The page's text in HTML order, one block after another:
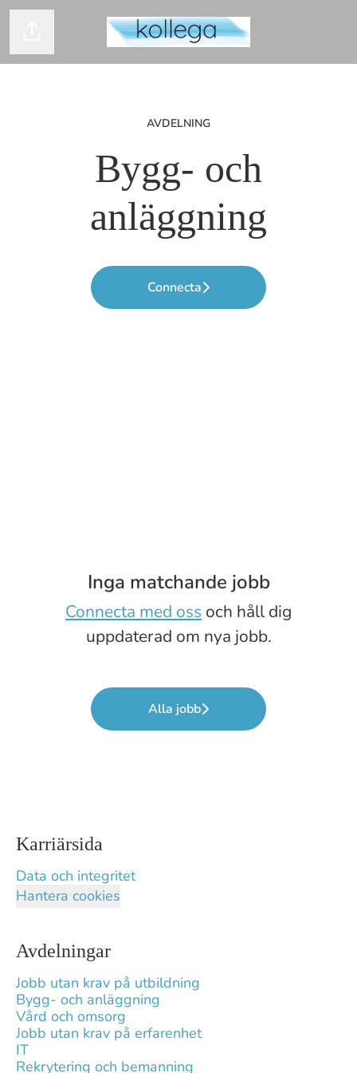
AVDELNING
Bygg- och
anläggning
Connecta
Inga matchande jobb
Connecta med oss och håll dig
uppdaterad om nya jobb.
Alla jobb
Karriärsida
Data och integritet
Hantera cookies
Avdelningar
Jobb utan krav på utbildning
Bygg- och anläggning
Vård och omsorg
Jobb utan krav på erfarenhet
IT
Rekrytering och bemanning